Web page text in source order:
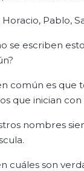
Pablo,
se escriben
común es que
que inician con
nombres
cuáles son